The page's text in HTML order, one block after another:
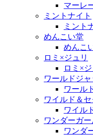
マーレ
ミントナイト
ミント
めんこい堂
めんこ
ロミ×ジュリ
ロミ×ジ
ワールドジャ
ワール
ワイルド＆
ワイル
ワンダーガ
ワンダ